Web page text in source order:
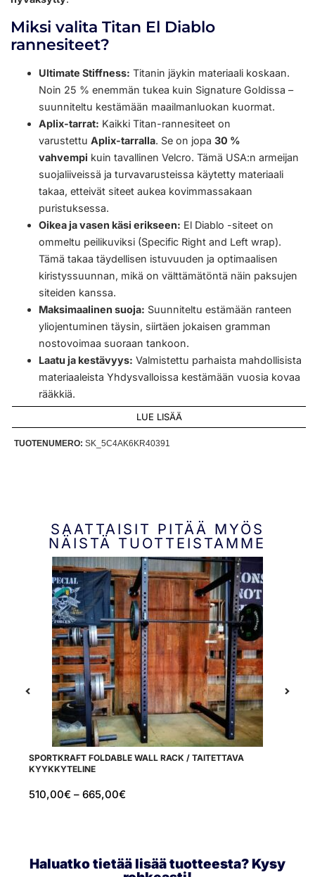
Miksi valita Titan El Diablo
rannesiteet?
Ultimate Stiffness: Titanin jäykin materiaali koskaan.
Noin 25 % enemmän tukea kuin Signature Goldissa –
suunniteltu kestämään maailmanluokan kuormat.
Aplix-tarrat: Kaikki Titan-rannesiteet on
varustettu Aplix-tarralla. Se on jopa 30 %
vahvempi kuin tavallinen Velcro. Tämä USA:n armeijan
suojaliiveissä ja turvavarusteissa käytetty materiaali
takaa, etteivät siteet aukea kovimmassakaan
puristuksessa.
Oikea ja vasen käsi erikseen: El Diablo -siteet on
ommeltu peilikuviksi (Specific Right and Left wrap).
Tämä takaa täydellisen istuvuuden ja optimaalisen
kiristyssuunnan, mikä on välttämätöntä näin paksujen
siteiden kanssa.
Maksimaalinen suoja: Suunniteltu estämään ranteen
yliojentuminen täysin, siirtäen jokaisen gramman
nostovoimaa suoraan tankoon.
Laatu ja kestävyys: Valmistettu parhaista mahdollisista
materiaaleista Yhdysvalloissa kestämään vuosia kovaa
rääkkiä.
LUE LISÄÄ
TUOTENUMERO: SK_5C4AK6KR40391
SAATTAISIT PITÄÄ MYÖS
NÄISTÄ TUOTTEISTAMME
SPORTKRAFT FOLDABLE WALL RACK / TAITETTAVA
KYYKKYTELINE
510,00€ – 665,00€
Haluatko tietää lisää tuotteesta? Kysy